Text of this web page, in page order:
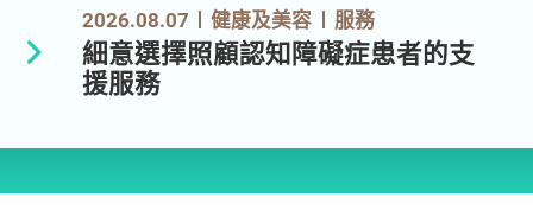
2026.08.07 健康及美容 服務
細意選擇照顧認知障礙症患者的支
援服務